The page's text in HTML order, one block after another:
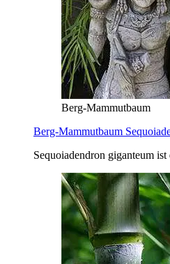
Berg-Mammutbaum
Berg-Mammutbaum
Sequoiadendron giganteum